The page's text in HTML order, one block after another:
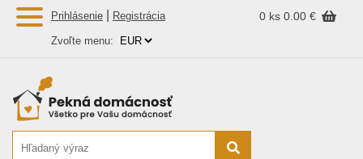
Prihlásenie Registrácia 0 ks 0.00 €
Zvoľte menu: